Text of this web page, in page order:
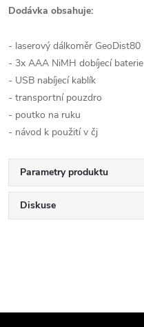
Dodávka obsahuje:
- laserový dálkoměr GeoDist80
- 3x AAA NiMH dobíjecí baterie
- USB nabíjecí kablík
- transportní pouzdro
- poutko na ruku
- návod k použití v čj
Parametry produktu
Diskuse